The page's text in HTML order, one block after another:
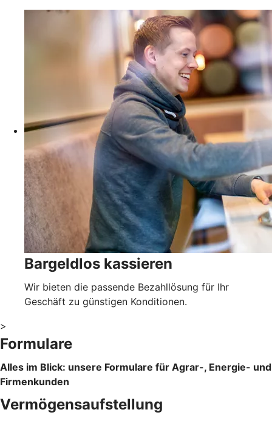
Bargeldlos kassieren
Wir bieten die passende Bezahllösung für Ihr
Geschäft zu günstigen Konditionen.
>
Formulare
Alles im Blick: unsere Formulare für Agrar-, Energie- und
Firmenkunden
Vermögensaufstellung